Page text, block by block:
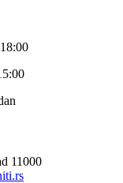
11000